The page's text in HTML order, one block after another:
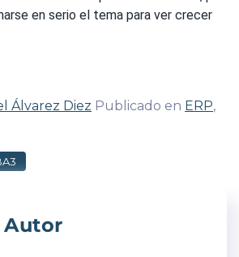
en serio el tema para ver crecer
Álvarez Diez Publicado en ERP,
Autor